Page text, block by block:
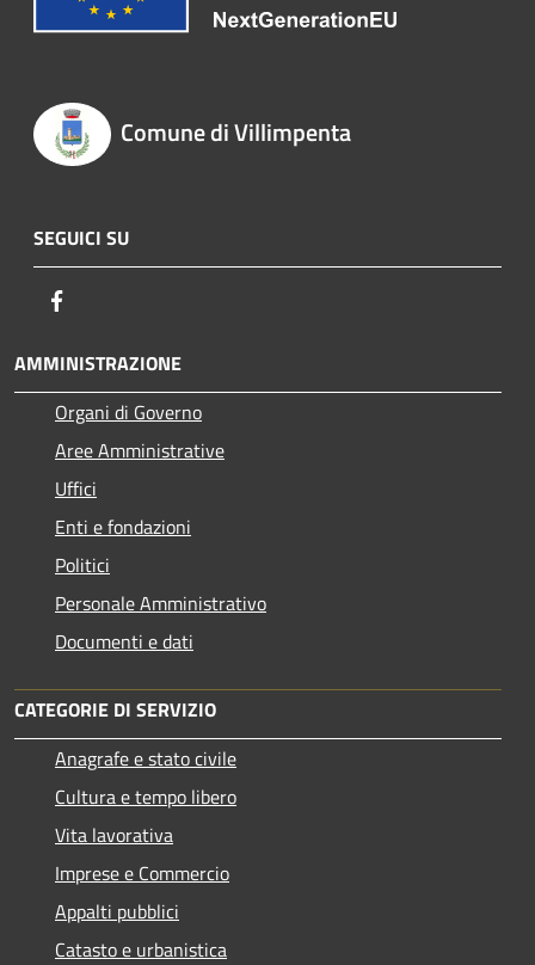
Comune di Villimpenta
SEGUICI SU
AMMINISTRAZIONE
Organi di Governo
Aree Amministrative
Uffici
Enti e fondazioni
Politici
Personale Amministrativo
Documenti e dati
CATEGORIE DI SERVIZIO
Anagrafe e stato civile
Cultura e tempo libero
Vita lavorativa
Imprese e Commercio
Appalti pubblici
Catasto e urbanistica